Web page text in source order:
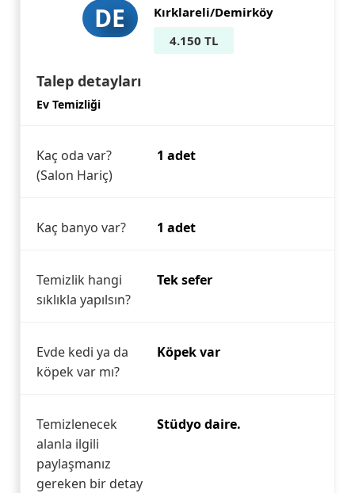
DE
Kırklareli/Demirköy
4.150 TL
Talep detayları
Ev Temizliği
Kaç oda var?
(Salon Hariç)
1 adet
Kaç banyo var? 1 adet
Temizlik hangi
sıklıkla yapılsın?
Tek sefer
Evde kedi ya da
köpek var mı?
Köpek var
Temizlenecek
alanla ilgili
paylaşmanız
gereken bir detay
Stüdyo daire.